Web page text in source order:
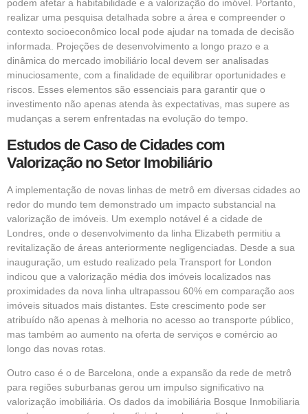
podem afetar a habitabilidade e a valorização do imóvel. Portanto,
realizar uma pesquisa detalhada sobre a área e compreender o
contexto socioeconômico local pode ajudar na tomada de decisão
informada. Projeções de desenvolvimento a longo prazo e a
dinâmica do mercado imobiliário local devem ser analisadas
minuciosamente, com a finalidade de equilibrar oportunidades e
riscos. Esses elementos são essenciais para garantir que o
investimento não apenas atenda às expectativas, mas supere as
mudanças a serem enfrentadas na evolução do tempo.
Estudos de Caso de Cidades com
Valorização no Setor Imobiliário
A implementação de novas linhas de metrô em diversas cidades ao
redor do mundo tem demonstrado um impacto substancial na
valorização de imóveis. Um exemplo notável é a cidade de
Londres, onde o desenvolvimento da linha Elizabeth permitiu a
revitalização de áreas anteriormente negligenciadas. Desde a sua
inauguração, um estudo realizado pela Transport for London
indicou que a valorização média dos imóveis localizados nas
proximidades da nova linha ultrapassou 60% em comparação aos
imóveis situados mais distantes. Este crescimento pode ser
atribuído não apenas à melhoria no acesso ao transporte público,
mas também ao aumento na oferta de serviços e comércio ao
longo das novas rotas.
Outro caso é o de Barcelona, onde a expansão da rede de metrô
para regiões suburbanas gerou um impulso significativo na
valorização imobiliária. Os dados da imobiliária Bosque Inmobiliaria